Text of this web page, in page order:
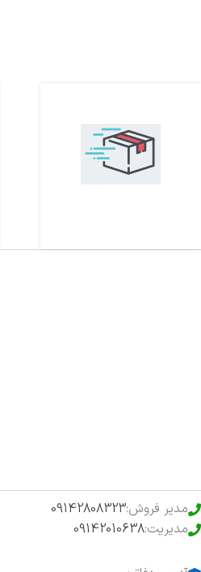
مدیر فروش:09142808323
مدیریت:09142010638